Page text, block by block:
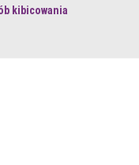
kibicowania